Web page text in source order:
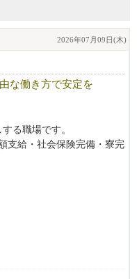
2026年07月09日(木)
な働き方で安定を
る職場です。
支給・社会保険完備・寮完